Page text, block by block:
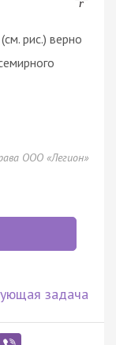
рис.) верно
ООО «Легион»
задача